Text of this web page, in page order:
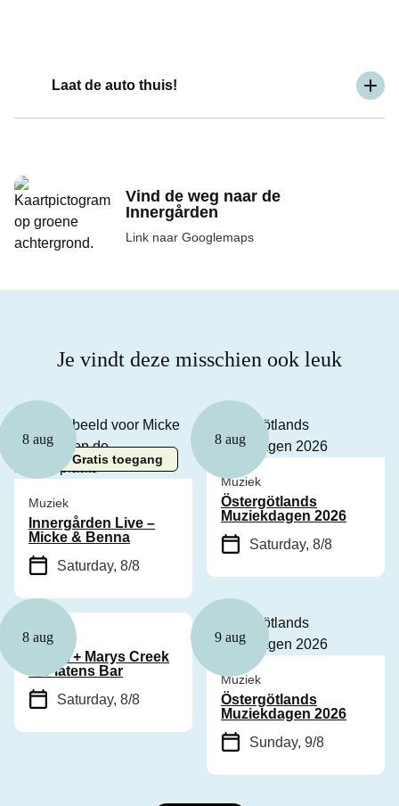
Laat de auto thuis!
Vind de weg naar de
Innergården
Link naar Googlemaps
Je vindt deze misschien ook leuk
8 aug
Gratis toegang
Muziek
Innergården Live –
Micke & Benna
Saturday, 8/8
8 aug
Muziek
Östergötlands
Muziekdagen 2026
Saturday, 8/8
8 aug
Muziek
Cyhra + Marys Creek
in Platens Bar
Saturday, 8/8
9 aug
Muziek
Östergötlands
Muziekdagen 2026
Sunday, 9/8